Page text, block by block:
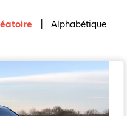
Alphabétique